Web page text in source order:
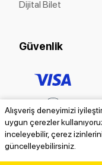
Alışveriş deneyimizi
uygun çerezler
inceleyebilir, çerez
güncelleyebilirsiniz.
Dijital Bilet
Güvenlik